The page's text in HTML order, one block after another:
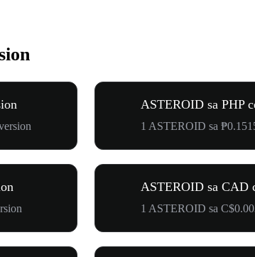
ASTEROID sa PHP
1 ASTEROID sa
ASTEROID sa CAD
1 ASTEROID sa